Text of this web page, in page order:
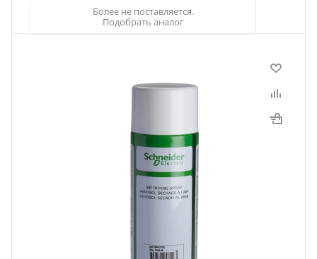
Более не поставляется.
Подобрать аналог